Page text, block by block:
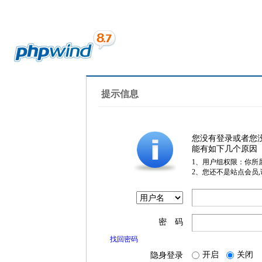
提示信息
您没有登录或者您
能有如下几个原因
1、用户组权限：你所
2、您还不是站点会员
密 码
找回密码
隐身登录 开启 关闭